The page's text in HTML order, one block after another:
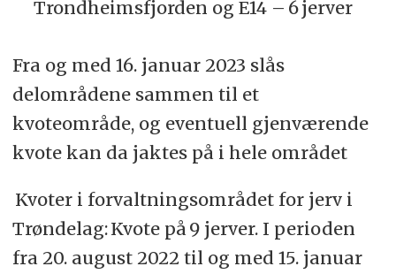
Trondheimsfjorden og E14 – 6 jerver
Fra og med 16. januar 2023 slås
delområdene sammen til et
kvoteområde, og eventuell gjenværende
kvote kan da jaktes på i hele området
Kvoter i forvaltningsområdet for jerv i
Trøndelag: Kvote på 9 jerver. I perioden
fra 20. august 2022 til og med 15. januar